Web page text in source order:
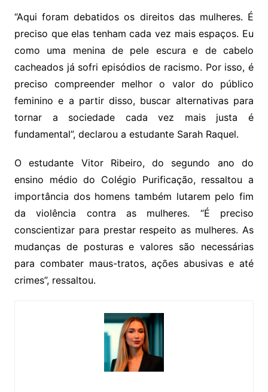
“Aqui foram debatidos os direitos das mulheres. É
preciso que elas tenham cada vez mais espaços. Eu
como uma menina de pele escura e de cabelo
cacheados já sofri episódios de racismo. Por isso, é
preciso compreender melhor o valor do público
feminino e a partir disso, buscar alternativas para
tornar a sociedade cada vez mais justa é
fundamental”, declarou a estudante Sarah Raquel.
O estudante Vitor Ribeiro, do segundo ano do
ensino médio do Colégio Purificação, ressaltou a
importância dos homens também lutarem pelo fim
da violência contra as mulheres. “É preciso
conscientizar para prestar respeito as mulheres. As
mudanças de posturas e valores são necessárias
para combater maus-tratos, ações abusivas e até
crimes”, ressaltou.